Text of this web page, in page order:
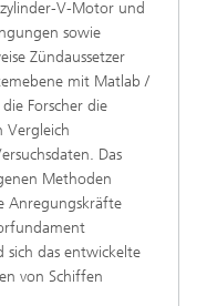
V-Motor und
sowie
Zündaussetzer
mit Matlab /
Forscher die
Vergleich
Das
Methoden
Anregungskräfte
das entwickelte
von Schiffen